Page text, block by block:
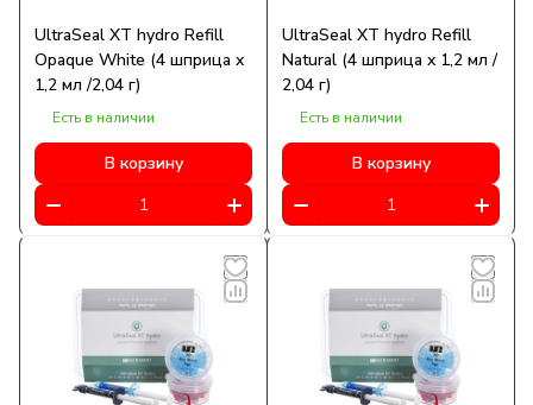
UltraSeal XT hydro Refill
Opaque White (4 шприцa x
1,2 мл /2,04 г)
Есть в наличии
В корзину
UltraSeal XT hydro Refill
Natural (4 шприца x 1,2 мл /
2,04 г)
Есть в наличии
В корзину